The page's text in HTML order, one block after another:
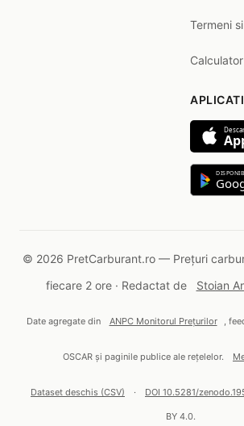
Termeni
© 2026 PretCarburant.ro — Prețuri
fiecare 2 ore · Redactat de
Stoian
Date agregate din ANPC Monitorul Prețurilor ,
OSCAR și paginile publice ale rețelelor.
Dataset deschis (CSV) · DOI 10.5281/
BY 4.0.